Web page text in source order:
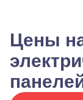
Цены